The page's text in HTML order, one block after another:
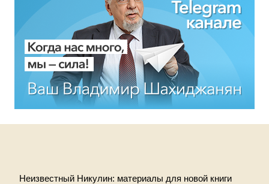
Неизвестный Никулин: материалы для новой книги